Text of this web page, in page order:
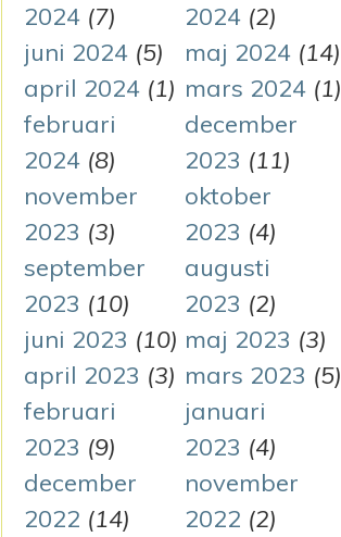
2024 (7)
2024(2)
juni 2024 (5) maj 2024(14)
april 2024 (1) mars 2024(1)
februari
2024 (8)
december
2023 (11)
november
2023 (3)
oktober
2023 (4)
september
2023 (10)
augusti
2023 (2)
juni 2023 (10) maj 2023 (3)
april 2023 (3) mars 2023 (5)
februari
2023 (9)
januari
2023 (4)
december
2022 (14)
november
2022 (2)